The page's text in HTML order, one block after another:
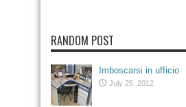
RANDOM POST
Imboscarsi in ufficio
July 25, 2012